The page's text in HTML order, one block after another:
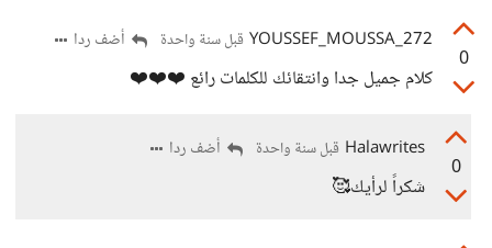
0
YOUSSEF_MOUSSA_272 قبل سنة واحدة أضف ردا
كلام جميل جدا وانتقائك للكلمات رائع ❤️❤️❤️
0
Halawrites قبل سنة واحدة أضف ردا
شكراً لرأيك🥰